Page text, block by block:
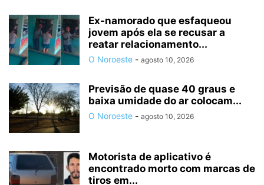
Ex-namorado que esfaqueou
jovem após ela se recusar a
reatar relacionamento...
O Noroeste - agosto 10, 2026
Previsão de quase 40 graus e
baixa umidade do ar colocam...
O Noroeste - agosto 10, 2026
Motorista de aplicativo é
encontrado morto com marcas de
tiros em...